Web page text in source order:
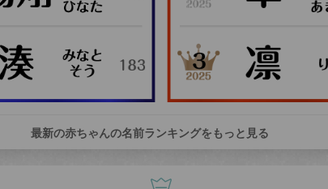
最新の赤ちゃんの名前ランキングをもっと見る